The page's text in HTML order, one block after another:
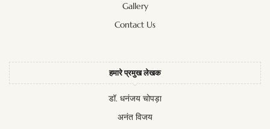
Gallery
Contact Us
हमारे प्रमुख लेखक
डॉ. धनंजय चोपड़ा
अनंत विजय